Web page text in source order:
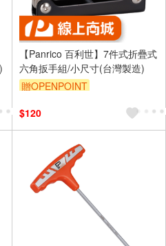
【Panrico 百利世】7件式折疊式
六角扳手組/小尺寸(台灣製造)
贈OPENPOINT
$120